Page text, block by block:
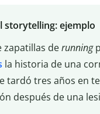
storytelling: ejemplo
zapatillas derunning
la historia de una
tardó tres años en
después de una